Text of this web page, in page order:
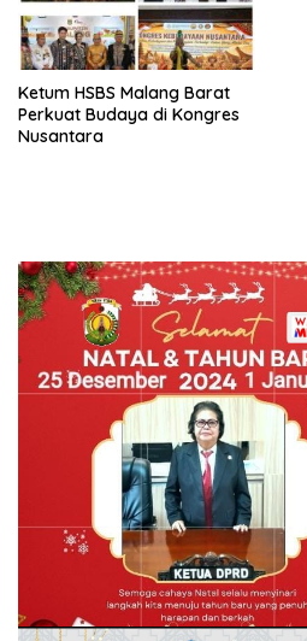
Ketum HSBS Malang Barat
Perkuat Budaya di Kongres
Nusantara